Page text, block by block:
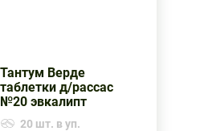
Тантум Верде
таблетки д/рассас
№20 эвкалипт
20 шт. в уп.